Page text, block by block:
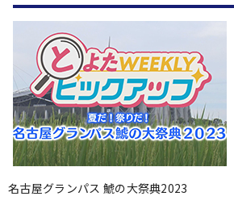
名古屋グランパス 鯱の大祭典2023